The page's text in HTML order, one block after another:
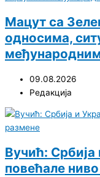
Мацут са
односима,
09.08.2026
Редакција
Вучић: Србија
повећале